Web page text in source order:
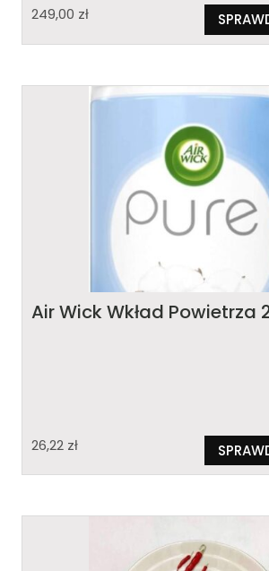
249,00 zł
Air Wick Wkład Powietrza
26,22 zł